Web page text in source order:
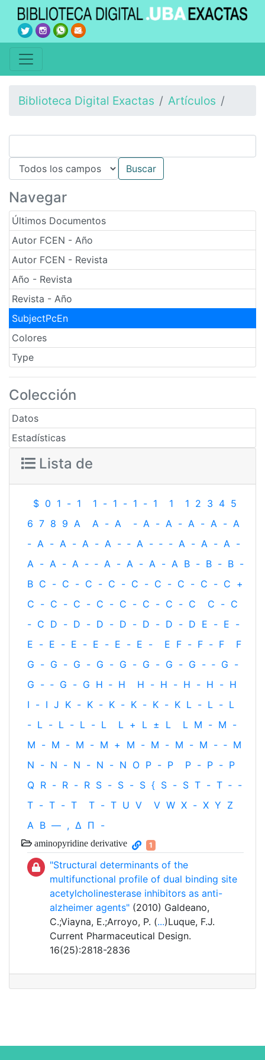
Biblioteca Digital Exactas Artículos
Navegar
Últimos Documentos
Autor FCEN - Año
Autor FCEN - Revista
Año - Revista
Revista - Año
SubjectPcEn
Colores
Type
Colección
Datos
Estadísticas
Lista de
$ 0 1 - 1 1 - 1 - 1 - 1 1 1 2 3 4 5
6 7 8 9 A A - A - A - A - A - A - A
- A - A - A - A - ‐ A - ‐ - A - A - A -
A - A - A - ‐ A - A - A - A B - B - B -
B C - C - C - C - C - C - C - C - C +
C - C - C - C - C - C - C - C C - C
- C D - D - D - D - D - D - D E - E -
E - E - E - E - E - E - E F - F - F
F
G - G - G - G - G - G - G - G - ‐ G -
G - ‐ G - G H ‐ H H - H - H - H - H
I - I J K - K - K - K - K - K L - L - L
- L - L - L - L L + L ± L L M - M -
M - M - M - M + M - M - M - M - ‐ M
N - N - N - N - N O P - P P - P - P
Q R - R - R S - S - S { S - S T - T ‐ -
T - T - T T - T U V V W X - X Y Z
Α Β — , Δ Π -
aminopyridine derivative 1
"Structural determinants of the
multifunctional profile of dual binding site
acetylcholinesterase inhibitors as anti-
alzheimer agents" (2010) Galdeano,
C.;Viayna, E.;Arroyo, P. (...)Luque, F.J.
Current Pharmaceutical Design.
16(25):2818-2836